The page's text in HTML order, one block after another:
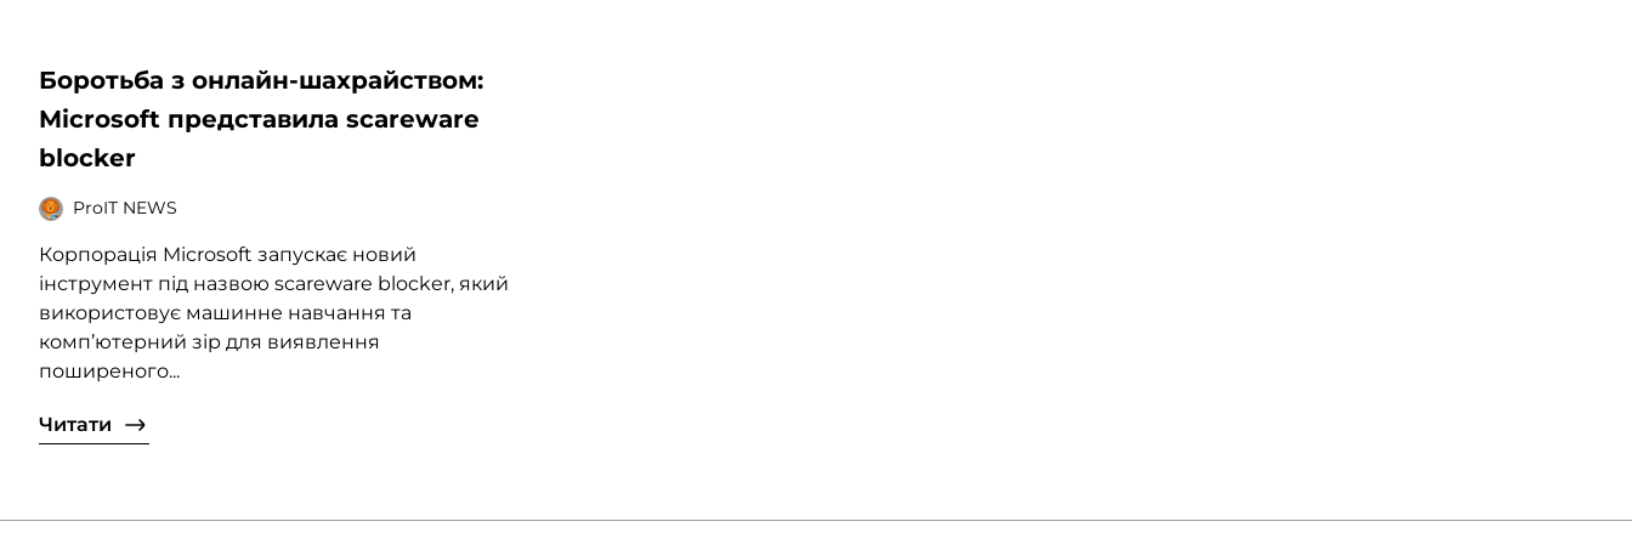
Боротьба з онлайн-шахрайством:
Microsoft представила scareware
blocker
ProIT NEWS
Корпорація Microsoft запускає новий
інструмент під назвою scareware blocker, який
використовує машинне навчання та
комп’ютерний зір для виявлення
поширеного...
Читати